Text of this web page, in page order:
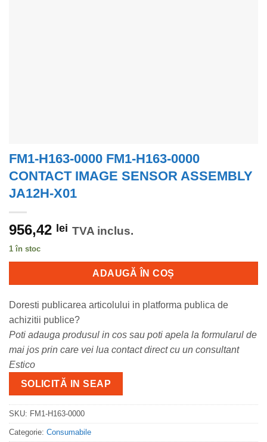
FM1-H163-0000 FM1-H163-0000
CONTACT IMAGE SENSOR ASSEMBLY
JA12H-X01
956,42 lei TVA inclus.
1 în stoc
ADAUGĂ ÎN COȘ
Doresti publicarea articolului in platforma publica de
achizitii publice?
Poti adauga produsul in cos sau poti apela la formularul de
mai jos prin care vei lua contact direct cu un consultant
Estico
SOLICITĂ IN SEAP
SKU: FM1-H163-0000
Categorie: Consumabile